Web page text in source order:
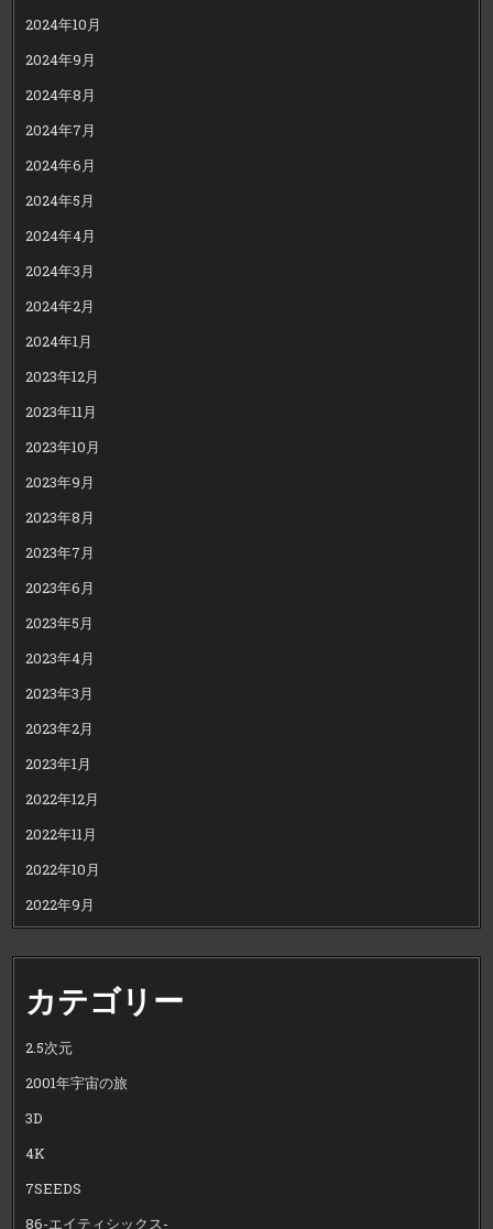
2024年10月
2024年9月
2024年8月
2024年7月
2024年6月
2024年5月
2024年4月
2024年3月
2024年2月
2024年1月
2023年12月
2023年11月
2023年10月
2023年9月
2023年8月
2023年7月
2023年6月
2023年5月
2023年4月
2023年3月
2023年2月
2023年1月
2022年12月
2022年11月
2022年10月
2022年9月
カテゴリー
2.5次元
2001年宇宙の旅
3D
4K
7SEEDS
86-エイティシックス-